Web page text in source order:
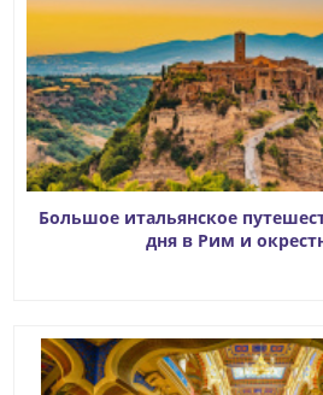
Большое итальянское
дня в Рим и